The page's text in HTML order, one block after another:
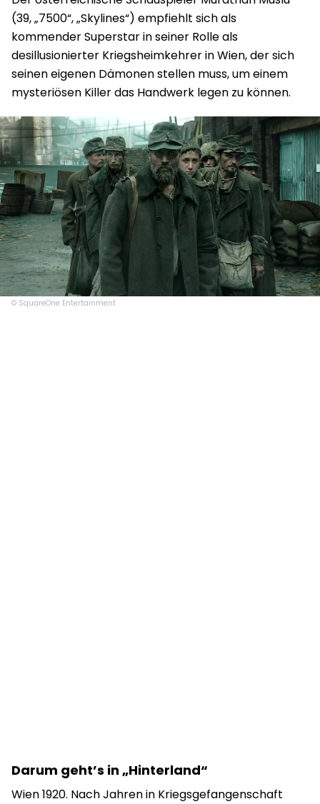
(39, „7500“, „Skylines“) empfiehlt sich als
kommender Superstar in seiner Rolle als
desillusionierter Kriegsheimkehrer in Wien, der sich
seinen eigenen Dämonen stellen muss, um einem
mysteriösen Killer das Handwerk legen zu können.
© SquareOne Entertainment
Darum geht’s in „Hinterland“
Wien 1920. Nach Jahren in Kriegsgefangenschaft